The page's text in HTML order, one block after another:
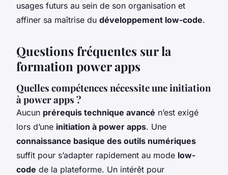
usages futurs au sein de son organisation et
affiner sa maîtrise du développement low-code.
Questions fréquentes sur la
formation power apps
Quelles compétences nécessite une initiation
à power apps ?
Aucun prérequis technique avancé n’est exigé
lors d’une initiation à power apps. Une
connaissance basique des outils numériques
suffit pour s’adapter rapidement au mode low-
code de la plateforme. Un intérêt pour